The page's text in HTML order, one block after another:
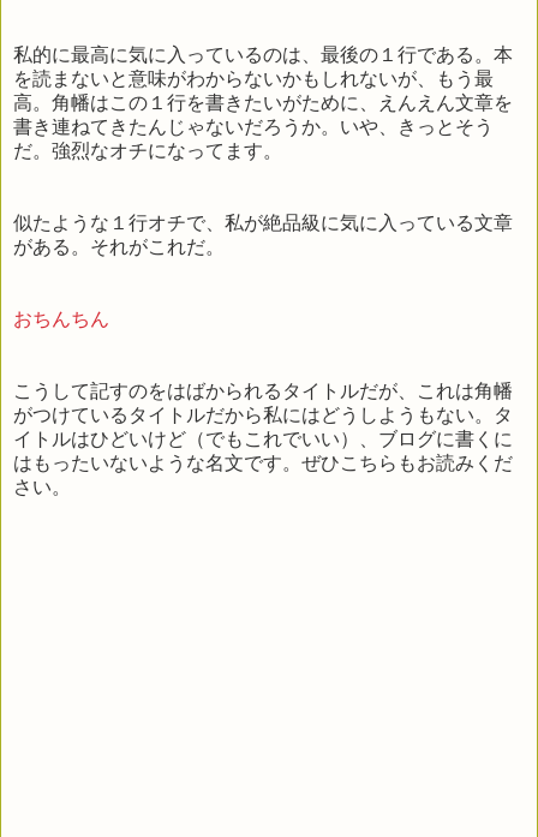
私的に最高に気に入っているのは、最後の１行である。本
を読まないと意味がわからないかもしれないが、もう最
高。角幡はこの１行を書きたいがために、えんえん文章を
書き連ねてきたんじゃないだろうか。いや、きっとそう
だ。強烈なオチになってます。
似たような１行オチで、私が絶品級に気に入っている文章
がある。それがこれだ。
おちんちん
こうして記すのをはばかられるタイトルだが、これは角幡
がつけているタイトルだから私にはどうしようもない。タ
イトルはひどいけど（でもこれでいい）、ブログに書くに
はもったいないような名文です。ぜひこちらもお読みくだ
さい。